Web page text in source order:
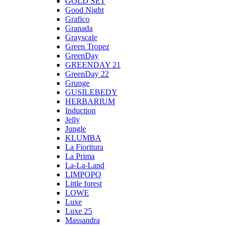
Good Night
Grafico
Granada
Grayscale
Green Tropez
GreenDay
GREENDAY 21
GreenDay 22
Grunge
GUSILEBEDY
HERBARIUM
Induction
Jelly
Jungle
KLUMBA
La Fioritura
La Prima
La-La-Land
LIMPOPO
Little forest
LOWE
Luxe
Luxe 25
Massandra